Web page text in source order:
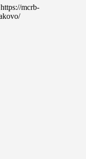
https://mcrb-